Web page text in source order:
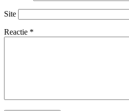
Site
Reactie *